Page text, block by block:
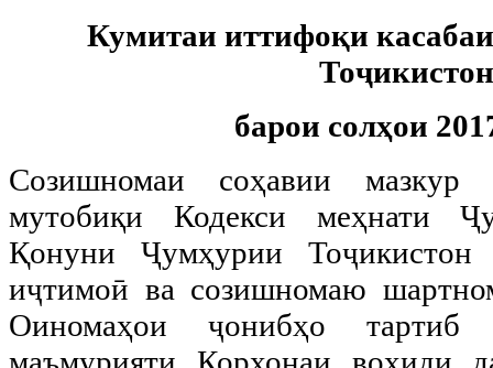
Кумитаи иттифоқи
Тоҷикистон
барои солҳои
Созишномаи соҳавии мазкур
мутобиқи Кодекси меҳнати
Қонуни Ҷумҳурии
иҷтимоӣ ва созишномаю
Оиномаҳои ҷонибҳо